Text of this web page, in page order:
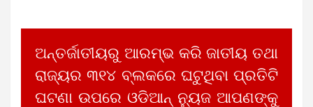
ଅନ୍ତର୍ଜାତୀୟରୁ ଆରମ୍ଭ କରି ଜାତୀୟ ତଥା
ରାଜ୍ୟର ୩୧୪ ବ୍ଲକରେ ଘଟୁଥିବା ପ୍ରତିଟି
ଘଟଣା ଉପରେ ଓଡିଆନ୍ ନ୍ୟୁଜ ଆପଣଙ୍କୁ